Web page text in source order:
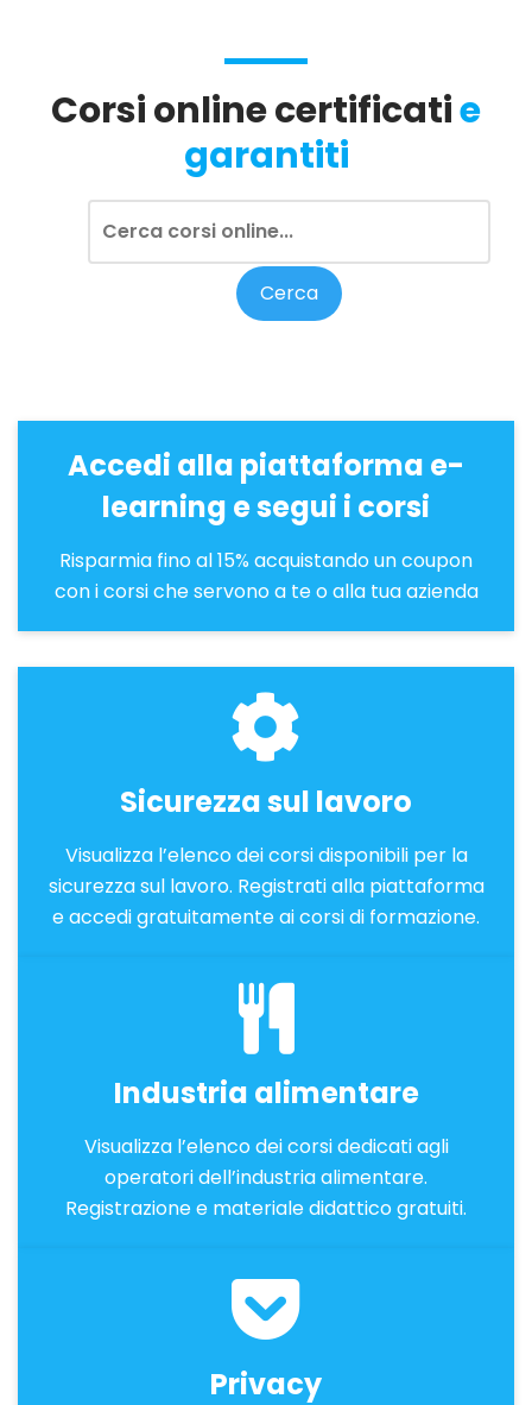
Corsi online certificatie
garantiti
Accedi alla piattaforma e-
learning e segui i corsi
Risparmia fino al 15% acquistando un coupon
con i corsi che servono a te o alla tua azienda
Sicurezza sul lavoro
Visualizza l’elenco dei corsi disponibili per la
sicurezza sul lavoro. Registrati alla piattaforma
e accedi gratuitamente ai corsi di formazione.
Industria alimentare
Visualizza l’elenco dei corsi dedicati agli
operatori dell’industria alimentare.
Registrazione e materiale didattico gratuiti.
Privacy